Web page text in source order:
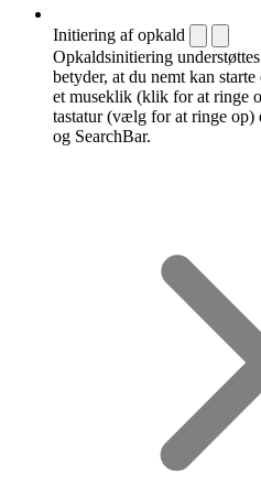
Initiering af opkald
Opkaldsinitiering
betyder, at du nemt kan
et museklik (klik for at ringe
tastatur (vælg for at ringe op)
og SearchBar.